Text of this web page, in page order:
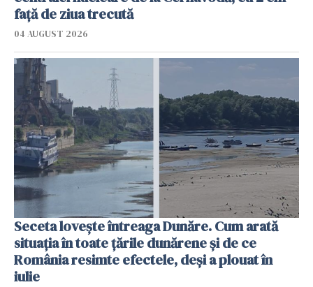
faţă de ziua trecută
04 AUGUST 2026
Seceta lovește întreaga Dunăre. Cum arată
situația în toate țările dunărene și de ce
România resimte efectele, deși a plouat în
iulie